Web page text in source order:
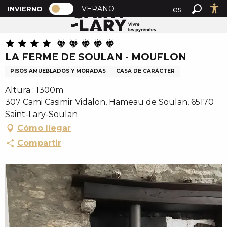
A
l
e
r
a
c
o
n
t
e
u
p
r
i
n
PAGE D’ACCUEIL ACTUELLE HIVER : PASSER EN
INVIERNO PAGE D’ACCUEIL ACTUELLE HIVER :
VERANO
es
Buscar
Inicio LA FERME DE SOULAN - MOUFLON
LA FERME DE SOULAN - MOUFLON
PISOS AMUEBLADOS Y MORADAS CASA DE CARÁCTER
Altura : 1300m
307 Cami Casimir Vidalon, Hameau de Soulan, 65170
Saint-Lary-Soulan
Cómo llegar
Compartir